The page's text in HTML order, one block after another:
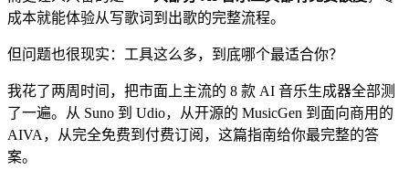
成本就能体验从写歌词到出歌的完整流程。
但问题也很现实：工具这么多，到底哪个最适合你？
我花了两周时间，把市面上主流的 8 款 AI 音乐生成器全部测
了一遍。从 Suno 到 Udio，从开源的 MusicGen 到面向商用的
AIVA，从完全免费到付费订阅，这篇指南给你最完整的答
案。